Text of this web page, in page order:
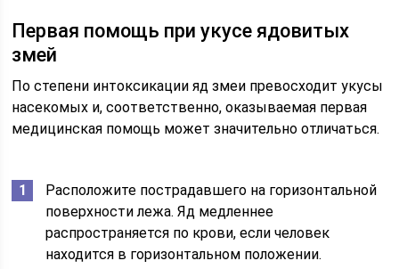
Первая помощь при укусе ядовитых
змей
По степени интоксикации яд змеи превосходит укусы
насекомых и, соответственно, оказываемая первая
медицинская помощь может значительно отличаться.
Расположите пострадавшего на горизонтальной
поверхности лежа. Яд медленнее
распространяется по крови, если человек
находится в горизонтальном положении.